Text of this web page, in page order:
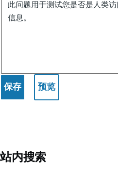
此问题用于测试您是否是人类
信息。
站内搜索